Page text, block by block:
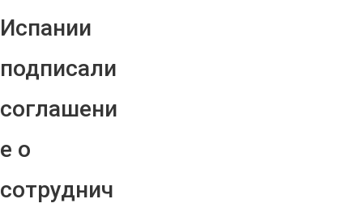
Испании
подписали
соглашени
е о
сотруднич